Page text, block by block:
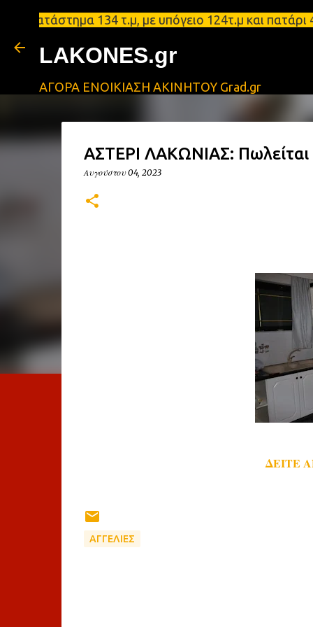
134 τ.μ, με υπόγειο 124τ.μ και
LAKONES.gr
ΑΓΟΡΑ ΕΝΟΙΚΙΑΣΗ ΑΚΙΝΗΤΟΥ Grad.gr
ΑΣΤΕΡΙ ΛΑΚΩΝΙΑΣ:
Αυγούστου 04, 2023
ΔΕΙΤΕ
ΑΓΓΕΛΙΕΣ